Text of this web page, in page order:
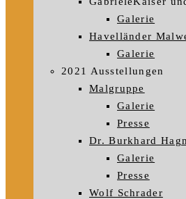
Galerie
Havelländer
Galerie
2021 Ausstellungen
Malgruppe
Galerie
Presse
Dr. Burkhard
Galerie
Presse
Wolf Schrader